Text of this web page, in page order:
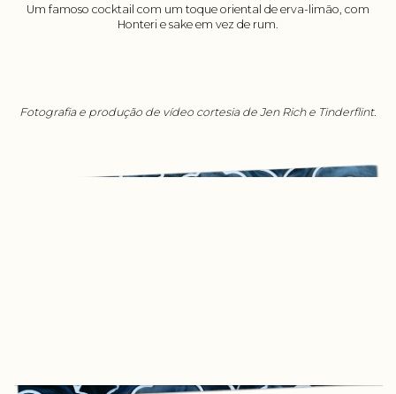
Um famoso cocktail com um toque oriental de erva-limão, com
Honteri e sake em vez de rum.
Fotografia e produção de vídeo cortesia de Jen Rich e Tinderflint.